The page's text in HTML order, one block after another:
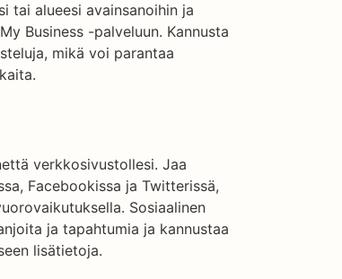
tai alueesi avainsanoihin ja
Business -palveluun. Kannusta
mikä voi parantaa
verkkosivustollesi. Jaa
Facebookissa ja Twitterissä,
Sosiaalinen
ja tapahtumia ja kannustaa
lisätietoja.